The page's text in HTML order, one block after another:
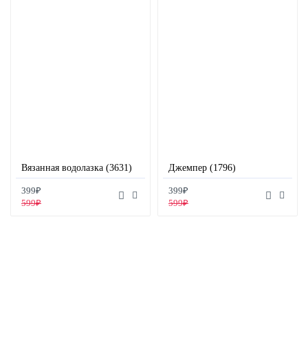
Вязанная водолазка (3631)
399₽
599₽
Джемпер (1796)
399₽
599₽